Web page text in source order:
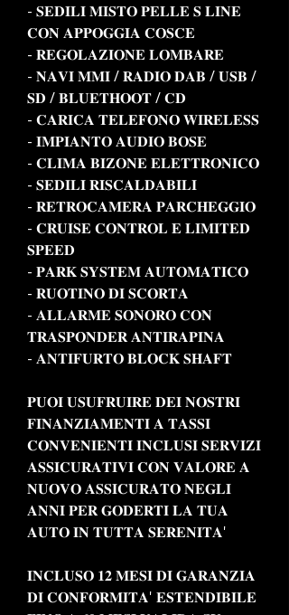
- 𝐒𝐄𝐃𝐈𝐋𝐈 𝐌𝐈𝐒𝐓𝐎 𝐏𝐄𝐋𝐋𝐄 𝐒 𝐋𝐈𝐍𝐄
𝐂𝐎𝐍 𝐀𝐏𝐏𝐎𝐆𝐆𝐈𝐀 𝐂𝐎𝐒𝐂𝐄
- 𝐑𝐄𝐆𝐎𝐋𝐀𝐙𝐈𝐎𝐍𝐄 𝐋𝐎𝐌𝐁𝐀𝐑𝐄
- 𝐍𝐀𝐕𝐈 𝐌𝐌𝐈 / 𝐑𝐀𝐃𝐈𝐎 𝐃𝐀𝐁 / 𝐔𝐒𝐁 /
𝐒𝐃 / 𝐁𝐋𝐔𝐄𝐓𝐇𝐎𝐎𝐓 / 𝐂𝐃
- 𝐂𝐀𝐑𝐈𝐂𝐀 𝐓𝐄𝐋𝐄𝐅𝐎𝐍𝐎 𝐖𝐈𝐑𝐄𝐋𝐄𝐒𝐒
- 𝐈𝐌𝐏𝐈𝐀𝐍𝐓𝐎 𝐀𝐔𝐃𝐈𝐎 𝐁𝐎𝐒𝐄
- 𝐂𝐋𝐈𝐌𝐀 𝐁𝐈𝐙𝐎𝐍𝐄 𝐄𝐋𝐄𝐓𝐓𝐑𝐎𝐍𝐈𝐂𝐎
- 𝐒𝐄𝐃𝐈𝐋𝐈 𝐑𝐈𝐒𝐂𝐀𝐋𝐃𝐀𝐁𝐈𝐋𝐈
- 𝐑𝐄𝐓𝐑𝐎𝐂𝐀𝐌𝐄𝐑𝐀 𝐏𝐀𝐑𝐂𝐇𝐄𝐆𝐆𝐈𝐎
- 𝐂𝐑𝐔𝐈𝐒𝐄 𝐂𝐎𝐍𝐓𝐑𝐎𝐋 𝐄 𝐋𝐈𝐌𝐈𝐓𝐄𝐃
𝐒𝐏𝐄𝐄𝐃
- 𝐏𝐀𝐑𝐊 𝐒𝐘𝐒𝐓𝐄𝐌 𝐀𝐔𝐓𝐎𝐌𝐀𝐓𝐈𝐂𝐎
- 𝐑𝐔𝐎𝐓𝐈𝐍𝐎 𝐃𝐈 𝐒𝐂𝐎𝐑𝐓𝐀
- 𝐀𝐋𝐋𝐀𝐑𝐌𝐄 𝐒𝐎𝐍𝐎𝐑𝐎 𝐂𝐎𝐍
𝐓𝐑𝐀𝐒𝐏𝐎𝐍𝐃𝐄𝐑 𝐀𝐍𝐓𝐈𝐑𝐀𝐏𝐈𝐍𝐀
- 𝐀𝐍𝐓𝐈𝐅𝐔𝐑𝐓𝐎 𝐁𝐋𝐎𝐂𝐊 𝐒𝐇𝐀𝐅𝐓
𝐏𝐔𝐎𝐈 𝐔𝐒𝐔𝐅𝐑𝐔𝐈𝐑𝐄 𝐃𝐄𝐈 𝐍𝐎𝐒𝐓𝐑𝐈
𝐅𝐈𝐍𝐀𝐍𝐙𝐈𝐀𝐌𝐄𝐍𝐓𝐈 𝐀 𝐓𝐀𝐒𝐒𝐈
𝐂𝐎𝐍𝐕𝐄𝐍𝐈𝐄𝐍𝐓𝐈 𝐈𝐍𝐂𝐋𝐔𝐒𝐈 𝐒𝐄𝐑𝐕𝐈𝐙𝐈
𝐀𝐒𝐒𝐈𝐂𝐔𝐑𝐀𝐓𝐈𝐕𝐈 𝐂𝐎𝐍 𝐕𝐀𝐋𝐎𝐑𝐄 𝐀
𝐍𝐔𝐎𝐕𝐎 𝐀𝐒𝐒𝐈𝐂𝐔𝐑𝐀𝐓𝐎 𝐍𝐄𝐆𝐋𝐈
𝐀𝐍𝐍𝐈 𝐏𝐄𝐑 𝐆𝐎𝐃𝐄𝐑𝐓𝐈 𝐋𝐀 𝐓𝐔𝐀
𝐀𝐔𝐓𝐎 𝐈𝐍 𝐓𝐔𝐓𝐓𝐀 𝐒𝐄𝐑𝐄𝐍𝐈𝐓𝐀'
𝐈𝐍𝐂𝐋𝐔𝐒𝐎 𝟏𝟐 𝐌𝐄𝐒𝐈 𝐃𝐈 𝐆𝐀𝐑𝐀𝐍𝐙𝐈𝐀
𝐃𝐈 𝐂𝐎𝐍𝐅𝐎𝐑𝐌𝐈𝐓𝐀' 𝐄𝐒𝐓𝐄𝐍𝐃𝐈𝐁𝐈𝐋𝐄